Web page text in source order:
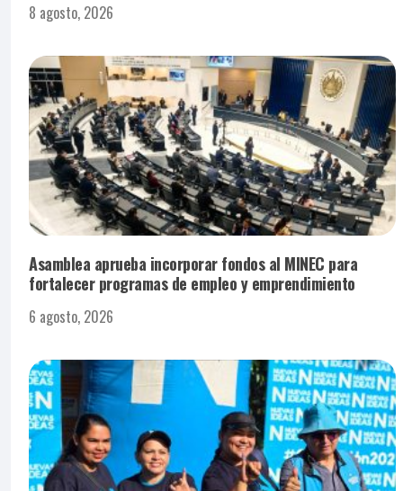
8 agosto, 2026
Asamblea aprueba incorporar fondos al MINEC para
fortalecer programas de empleo y emprendimiento
6 agosto, 2026